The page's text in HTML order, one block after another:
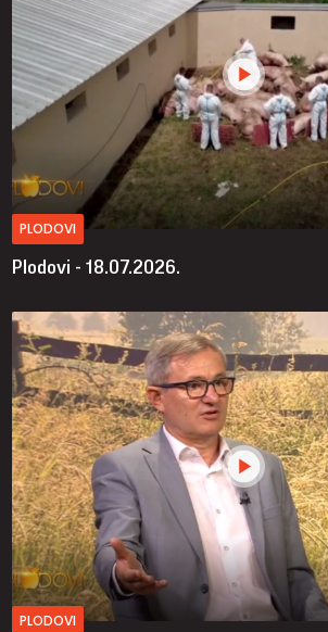
PLODOVI
Plodovi - 18.07.2026.
PLODOVI